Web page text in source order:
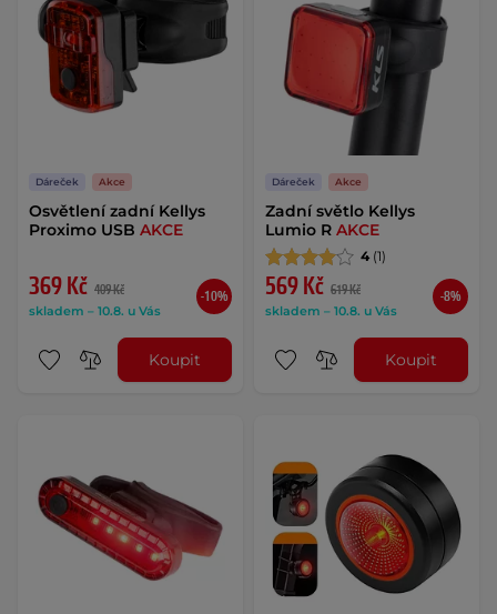
Dáreček Akce
Osvětlení zadní Kellys
Proximo USB AKCE
369 Kč 409 Kč
skladem – 10.8. u Vás
-10%
Koupit
Dáreček Akce
Zadní světlo Kellys
Lumio R AKCE
4 (1)
569 Kč 619 Kč
skladem – 10.8. u Vás
-8%
Koupit